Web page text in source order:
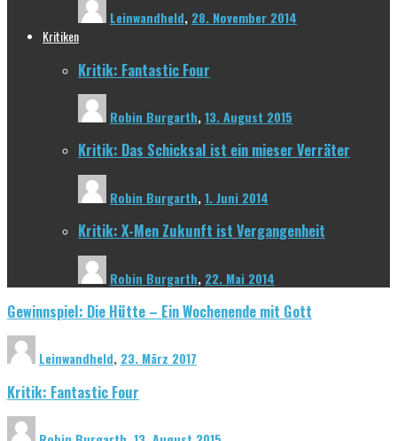
Leinwandheld, 28. November 2014
Kritiken
Kritik: Fantastic Four
Robin Burgarth,13. August 2015
Kritik: Das Schicksal ist ein mieser Verräter
Robin Burgarth,1. Juni 2014
Kritik: X-Men Zukunft ist Vergangenheit
Robin Burgarth, 22. Mai 2014
Gewinnspiel: Die Hütte – Ein Wochenende mit Gott
Leinwandheld, 23. März 2017
Kritik: Fantastic Four